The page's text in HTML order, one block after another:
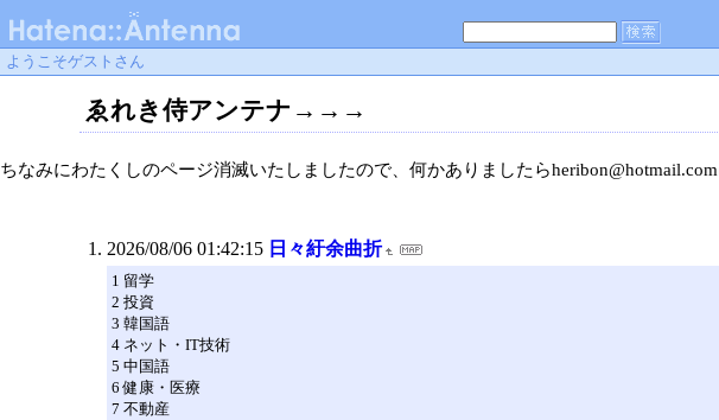
ようこそゲストさん
ゑれき侍アンテナ→→→
ちなみにわたくしのページ消滅いたしましたので、何かありましたらheribon@hotmail.com
2026/08/06 01:42:15 日々紆余曲折
1 留学
2 投資
3 韓国語
4 ネット・IT技術
5 中国語
6 健康・医療
7 不動産